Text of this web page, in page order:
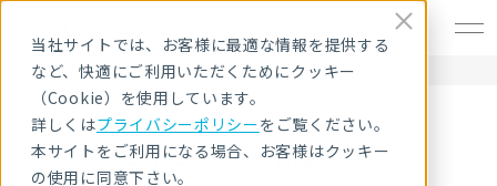
当社サイトでは、お客様に最適な情報を提供する
など、快適にご利用いただくためにクッキー
（Cookie）を使用しています。
詳しくはプライバシーポリシーをご覧ください。
本サイトをご利用になる場合、お客様はクッキー
の使用に同意下さい。
HOME セキュリティ用語解説 ASV（Approved Scanning Vendor）
セキュリティ用語解説